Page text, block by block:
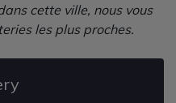
cette ville, nous vous
les plus proches.